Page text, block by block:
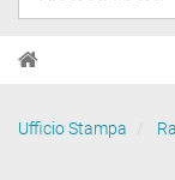
Ufficio Stampa